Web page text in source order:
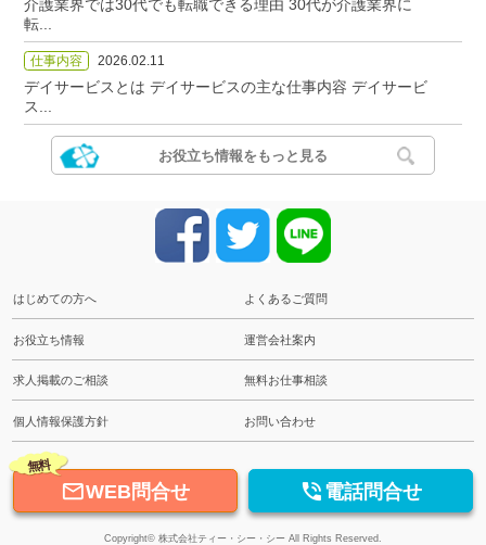
介護業界では30代でも転職できる理由 30代が介護業界に
転...
仕事内容 2026.02.11
デイサービスとは デイサービスの主な仕事内容 デイサービ
ス...
お役立ち情報をもっと見る
はじめての方へ よくあるご質問
お役立ち情報 運営会社案内
求人掲載のご相談 無料お仕事相談
個人情報保護方針 お問い合わせ
無料
WEB問合せ  電話問合せ
Copyright© 株式会社ティー・シー・シー All Rights Reserved.